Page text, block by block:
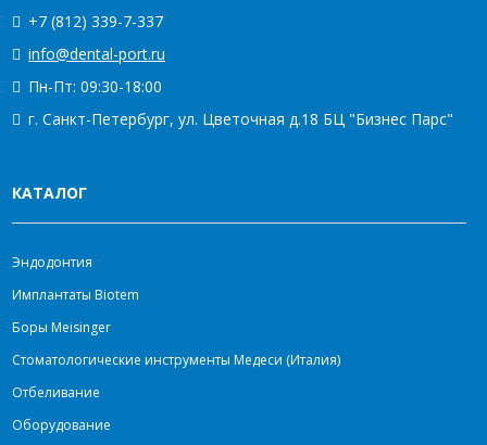
+7 (812) 339-7-337
info@dental-port.ru
Пн-Пт: 09:30-18:00
г. Санкт-Петербург, ул. Цветочная д.18 БЦ "Бизнес Парс"
КАТАЛОГ
Эндодонтия
Имплантаты Biotem
Боры Meisinger
Стоматологические инструменты Медеси (Италия)
Отбеливание
Оборудование